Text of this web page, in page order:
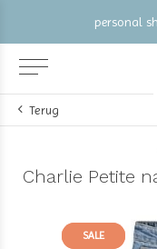
personal
Terug
Charlie Petite
SALE
SALE